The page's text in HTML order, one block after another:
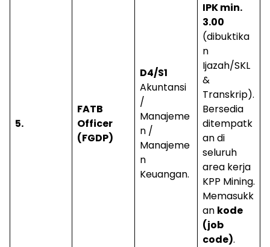
5.
FATB
Officer
(FGDP)
D4/S1
Akuntansi
/
Manajeme
n /
Manajeme
n
Keuangan.
IPK min.
3.00
(dibuktika
n
Ijazah/SKL
&
Transkrip).
Bersedia
ditempatk
an di
seluruh
area kerja
KPP Mining.
Memasukk
an kode
(job
code).